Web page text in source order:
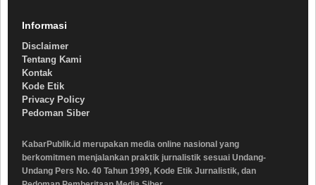
Informasi
Disclaimer
Tentang Kami
Kontak
Kode Etik
Privacy Policy
Pedoman Siber
KabarPublik.id merupakan media online nasional yang
berkomitmen menjalankan praktik jurnalistik sesuai Undang-
Undang Pers No. 40 Tahun 1999, Kode Etik Jurnalistik, dan